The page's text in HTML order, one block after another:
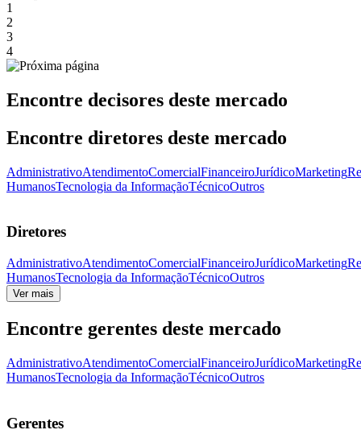
1
2
3
4
Encontre decisores deste mercado
Encontre diretores deste mercado
AdministrativoAtendimentoComercialFinanceiroJurídicoMarketing
HumanosTecnologia da InformaçãoTécnicoOutros
Diretores
AdministrativoAtendimentoComercialFinanceiroJurídicoMarketing
HumanosTecnologia da InformaçãoTécnicoOutros
Ver mais
Encontre gerentes deste mercado
AdministrativoAtendimentoComercialFinanceiroJurídicoMarketing
HumanosTecnologia da InformaçãoTécnicoOutros
Gerentes